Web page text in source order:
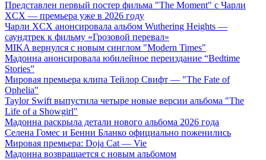
Представлен первый постер фильма "The Moment" с Чарли
XCX — премьера уже в 2026 году
Чарли XCX анонсировала альбом Wuthering Heights —
саундтрек к фильму «Грозовой перевал»
MIKA вернулся с новым синглом "Modern Times"
Мадонна анонсировала юбилейное переиздание “Bedtime
Stories”
Мировая премьера клипа Тейлор Свифт — "The Fate of
Ophelia"
Taylor Swift выпустила четыре новые версии альбома "The
Life of a Showgirl"
Мадонна раскрыла детали нового альбома 2026 года
Селена Гомес и Бенни Бланко официально поженились
Мировая премьера: Doja Cat — Vie
Мадонна возвращается с новым альбомом